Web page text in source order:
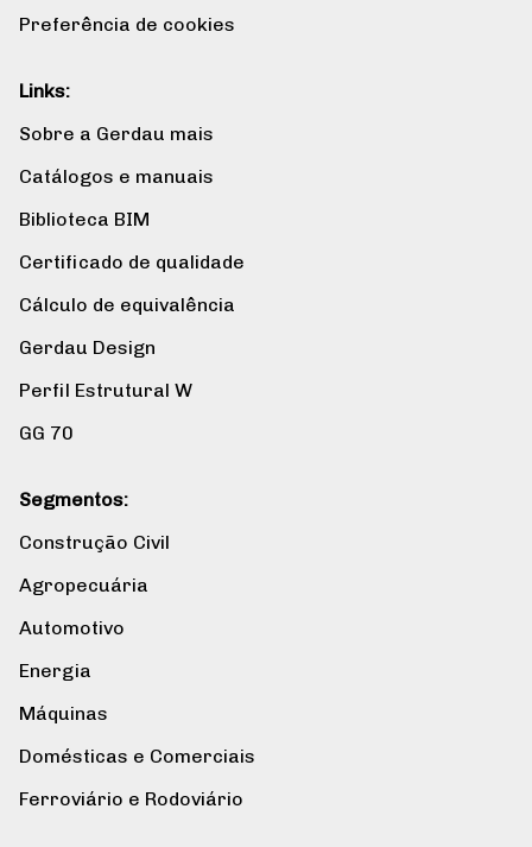
Preferência de cookies
Links:
Sobre a Gerdau mais
Catálogos e manuais
Biblioteca BIM
Certificado de qualidade
Cálculo de equivalência
Gerdau Design
Perfil Estrutural W
GG 70
Segmentos:
Construção Civil
Agropecuária
Automotivo
Energia
Máquinas
Domésticas e Comerciais
Ferroviário e Rodoviário